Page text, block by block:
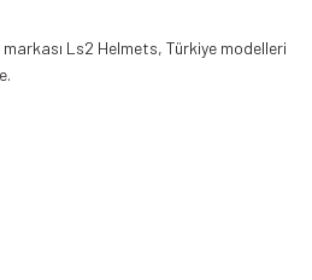
Ls2 Helmets, Türkiye modelleri